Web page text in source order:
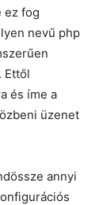
ez fog
nevű php
Ettől
és íme a
üzenet
annyi